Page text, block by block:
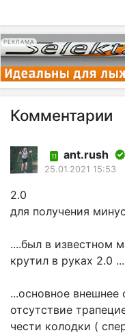
РЕКЛАМА
Комментарии
11 ant.rush
25.01.2021 15:53
2.0
для получения
....был в известном
крутил в руках 2.0 ...
...основное внешнее
отсутствие
чести колодки (